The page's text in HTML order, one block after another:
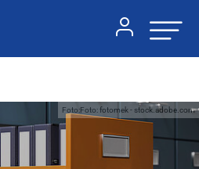
Foto:Foto: fotomek - stock.adobe.com